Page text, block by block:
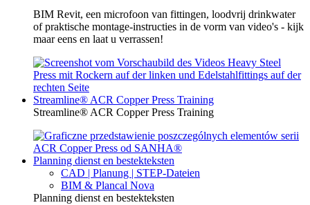
BIM Revit, een microfoon van fittingen, loodvrij drinkwater
of praktische montage-instructies in de vorm van video's - kijk
maar eens en laat u verrassen!
Streamline® ACR Copper Press Training
Streamline® ACR Copper Press Training
Planning dienst en bestekteksten
CAD | Planung | STEP-Dateien
BIM & Plancal Nova
Planning dienst en bestekteksten